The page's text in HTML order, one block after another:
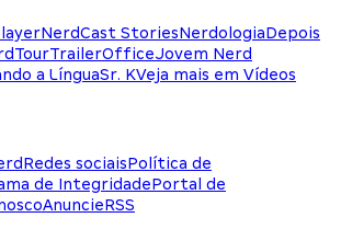
NerdCast StoriesNerdologiaDepois
TrailerOfficeJovem Nerd
a LínguaSr. KVeja mais em Vídeos
Redes sociaisPolítica de
de IntegridadePortal de
AnuncieRSS